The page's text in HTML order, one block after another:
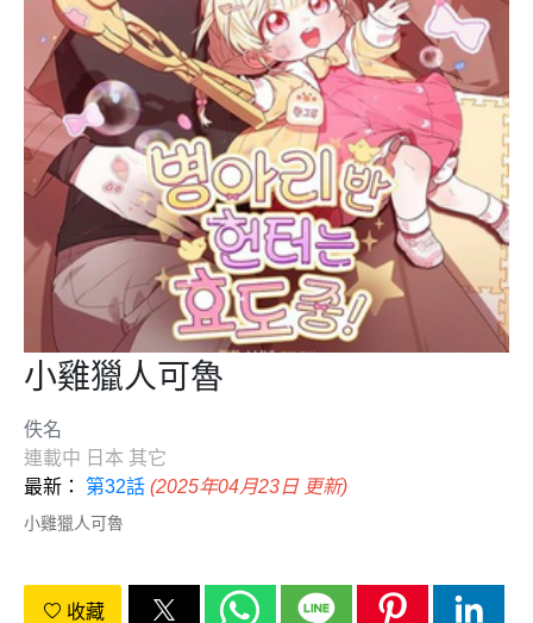
小雞獵人可魯
佚名
連載中 日本 其它
最新： 第32話 (2025年04月23日 更新)
小雞獵人可魯
收藏